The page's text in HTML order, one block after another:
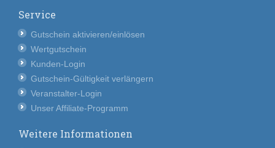
Service
Gutschein aktivieren/einlösen
Wertgutschein
Kunden-Login
Gutschein-Gültigkeit verlängern
Veranstalter-Login
Unser Affiliate-Programm
Weitere Informationen